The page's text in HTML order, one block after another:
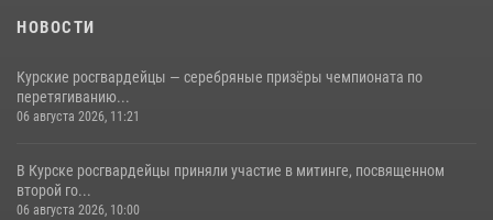
НОВОСТИ
Курские росгвардейцы — серебряные призёры чемпионата по
перетягиванию...
06 августа 2026, 11:21
В Курске росгвардейцы приняли участие в митинге, посвященном
второй го...
06 августа 2026, 10:00